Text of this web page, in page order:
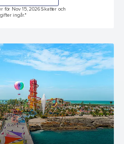
för Nov 15, 2026 Skatter och
ingår.*